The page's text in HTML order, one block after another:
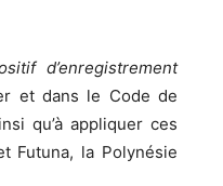
d’enregistrement
et dans le Code de
qu’à appliquer ces
Futuna, la Polynésie